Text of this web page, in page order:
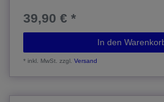
39,90 € *
In den
*inkl. MwSt. zzgl.Versand